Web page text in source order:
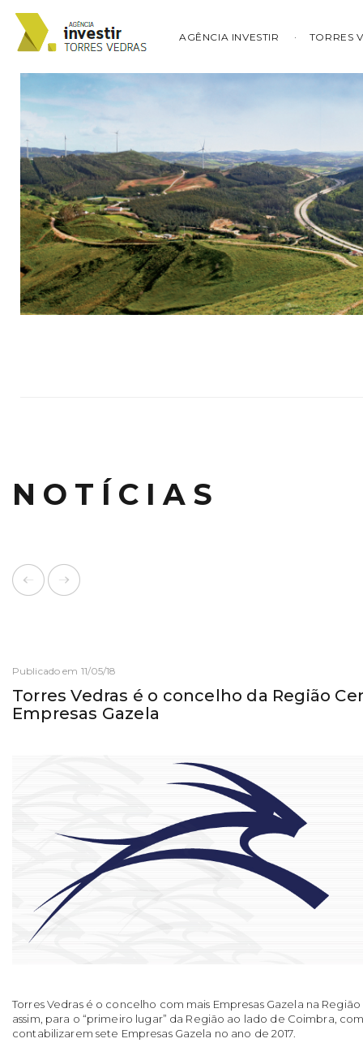
AGÊNCIA INVESTIR TORRES
NOTÍCIAS
Publicado em 11/05/18
Torres Vedras é o concelho da Região
Empresas Gazela
Torres Vedras é o concelho com mais Empresas Gazela na
assim, para o “primeiro lugar” da Região ao lado de Coimbra,
contabilizarem sete Empresas Gazela no ano de 2017.